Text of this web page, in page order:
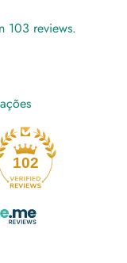
103 reviews.
102